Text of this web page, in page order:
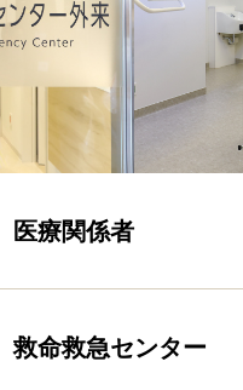
医療関係者
救命救急センター